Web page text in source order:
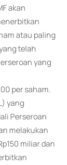
akan
atau paling
telah
yang
per saham.
yang
Perseroan
melakukan
miliar dan